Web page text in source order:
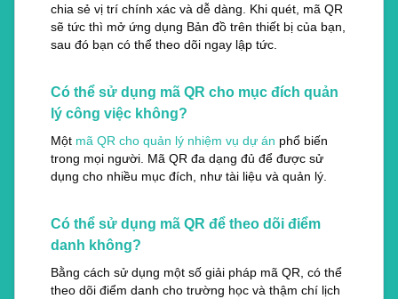
chia sẻ vị trí chính xác và dễ dàng. Khi quét, mã QR
sẽ tức thì mở ứng dụng Bản đồ trên thiết bị của bạn,
sau đó bạn có thể theo dõi ngay lập tức.
Có thể sử dụng mã QR cho mục đích quản
lý công việc không?
Một mã QR cho quản lý nhiệm vụ dự án phổ biến
trong mọi người. Mã QR đa dạng đủ để được sử
dụng cho nhiều mục đích, như tài liệu và quản lý.
Có thể sử dụng mã QR để theo dõi điểm
danh không?
Bằng cách sử dụng một số giải pháp mã QR, có thể
theo dõi điểm danh cho trường học và thậm chí lịch